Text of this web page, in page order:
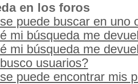
en los foros
puede buscar en uno
mi búsqueda me
mi búsqueda me
usuarios?
puede encontrar mis